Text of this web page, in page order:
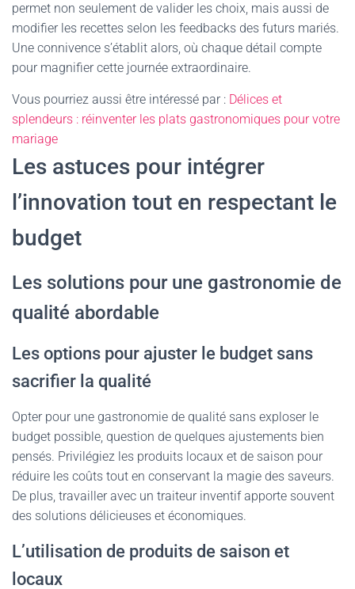
permet non seulement de valider les choix, mais aussi de
modifier les recettes selon les feedbacks des futurs mariés.
Une connivence s’établit alors, où chaque détail compte
pour magnifier cette journée extraordinaire.
Vous pourriez aussi être intéressé par : Délices et
splendeurs : réinventer les plats gastronomiques pour votre
mariage
Les astuces pour intégrer
l’innovation tout en respectant le
budget
Les solutions pour une gastronomie de
qualité abordable
Les options pour ajuster le budget sans
sacrifier la qualité
Opter pour une gastronomie de qualité sans exploser le
budget possible, question de quelques ajustements bien
pensés. Privilégiez les produits locaux et de saison pour
réduire les coûts tout en conservant la magie des saveurs.
De plus, travailler avec un traiteur inventif apporte souvent
des solutions délicieuses et économiques.
L’utilisation de produits de saison et
locaux